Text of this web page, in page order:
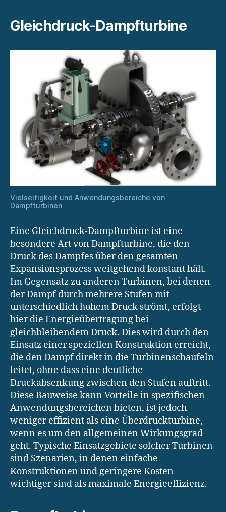
Gleichdruck-Dampfturbine
Vielseitigkeit und Anwendungsbereiche von
Dampfturbinen
Eine Gleichdruck-Dampfturbine ist eine
besondere Art von Dampfturbine, die den
Druck des Dampfes über den gesamten
Expansionsprozess weitgehend konstant hält.
Im Gegensatz zu anderen Turbinen, bei denen
der Dampf durch mehrere Stufen mit
unterschiedlich hohem Druck strömt, erfolgt
hier die Energieübertragung bei
gleichbleibendem Druck. Dies wird durch den
Einsatz einer speziellen Konstruktion erreicht,
die den Dampf direkt in die Turbinenschaufeln
leitet, ohne dass eine deutliche
Druckabsenkung zwischen den Stufen auftritt.
Diese Bauweise kann Vorteile in spezifischen
Anwendungsbereichen bieten, ist jedoch
weniger effizient als eine Überdruckturbine,
wenn es um den allgemeinen Wirkungsgrad
geht. Typische Einsatzgebiete solcher Turbinen
sind Szenarien, in denen einfache
Konstruktionen und geringere Kosten
wichtiger sind als maximale Energieeffizienz.